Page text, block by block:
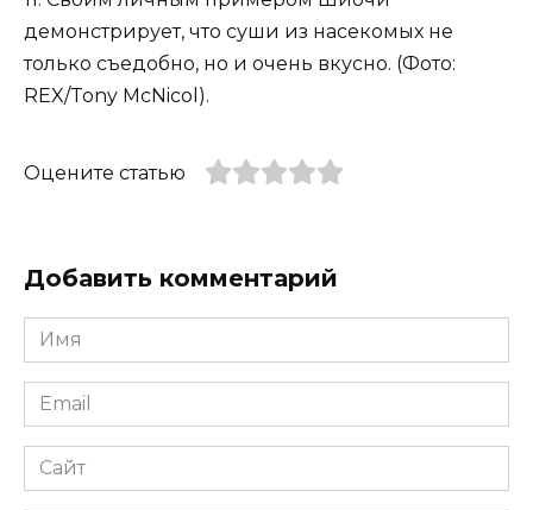
демонстрирует, что суши из насекомых не
только съедобно, но и очень вкусно. (Фото:
REX/Tony McNicol).
Оцените статью
Добавить комментарий
Имя
*
Email
*
Сайт